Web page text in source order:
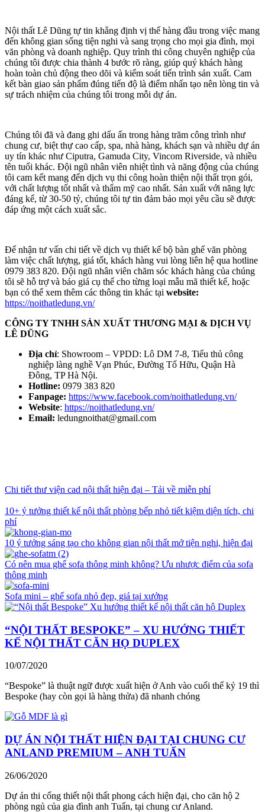
Nội thất Lê Dũng tự tin khẳng định vị thế hàng đầu trong việc mang
đến không gian sống tiện nghi và sang trọng cho mọi gia đình, mọi
văn phòng và doanh nghiệp. Quy trình thi công chuyên nghiệp của
chúng tôi được chia thành 4 bước rõ ràng, giúp quý khách hàng
hoàn toàn chủ động theo dõi và kiểm soát tiến trình sản xuất. Cam
kết bàn giao sản phẩm đúng tiến độ là điểm nhấn tạo nên lòng tin và
sự trách nhiệm của chúng tôi trong mỗi dự án.
Chúng tôi đã và đang ghi dấu ấn trong hàng trăm công trình như
chung cư, biệt thự cao cấp, spa, nhà hàng, khách sạn và nhiều dự án
uy tín khác như Ciputra, Gamuda City, Vincom Riverside, và nhiều
tên tuổi khác. Đội ngũ nhân viên nhiệt tình và năng động của chúng
tôi cam kết mang đến dịch vụ thi công hoàn thiện nội thất trọn gói,
với chất lượng tốt nhất và thẩm mỹ cao nhất. Sản xuất với năng lực
đáng kể, từ 30-50 tỷ, chúng tôi tự tin đảm bảo mọi yêu cầu sẽ được
đáp ứng một cách xuất sắc.
Để nhận tư vấn chi tiết về dịch vụ thiết kế bộ bàn ghế văn phòng
làm việc chất lượng, giá tốt, khách hàng vui lòng liên hệ qua hotline
0979 383 820. Đội ngũ nhân viên chăm sóc khách hàng của chúng
tôi sẽ hỗ trợ và báo giá cụ thể cho từng loại mẫu mã thiết kế, hoặc
bạn có thể xem thêm các thông tin khác tại website:
https://noithatledung.vn/
CÔNG TY TNHH SẢN XUẤT THƯƠNG MẠI & DỊCH VỤ
LÊ DŨNG
Địa chỉ: Showroom – VPDD: Lô DM 7-8, Tiểu thủ công
nghiệp làng nghề Vạn Phúc, Đường Tố Hữu, Quận Hà
Đông, TP Hà Nội.
Hotline: 0979 383 820
Fanpage: https://www.facebook.com/noithatledung.vn/
Website: https://noithatledung.vn/
Email: ledungnoithat@gmail.com
Chi tiết thư viện cad nội thất hiện đại – Tải về miễn phí
10+ ý tưởng thiết kế nội thất phòng bếp nhỏ tiết kiệm diện tích, chi
phí
10 ý tưởng sáng tạo cho không gian nội thất mở tiện nghi, hiện đại
Có nên mua ghế sofa thông minh không? Ưu nhược điểm của sofa
thông minh
Sofa mini – ghế sofa nhỏ đẹp, giá tại xưởng
“NỘI THẤT BESPOKE” – XU HƯỚNG THIẾT
KẾ NỘI THẤT CĂN HỌ DUPLEX
10/07/2020
“Bespoke” là thuật ngữ được xuất hiện ở Anh vào cuối thế kỷ 19 thì
Bespoke (hay còn gọi là hàng thửa) đã nhanh chóng
DỰ ÁN NỘI THẤT HIỆN ĐẠI TẠI CHUNG CƯ
ANLAND PREMIUM – ANH TUẤN
26/06/2020
Dự án thi cống thiết nội thất phong cách hiện đại, cho căn hộ 2
phòng ngủ của gia đình anh Tuấn, tại chung cư Anland.